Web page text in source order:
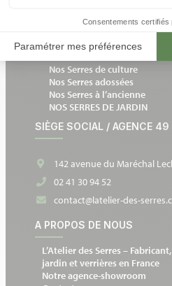
NOS SERRES DE JARDIN
Nos Serres de culture
Nos Serres adossées
Nos Serres à l’ancienne
NOS SERRES DE JARDIN
SIÈGE SOCIAL / AGENCE 49
142 avenue du Maréchal
02 41 30 94 52
contact@latelier-des-
A PROPOS DE NOUS
L’Atelier des Serres –
jardin et verrières en France
Notre agence-showroom